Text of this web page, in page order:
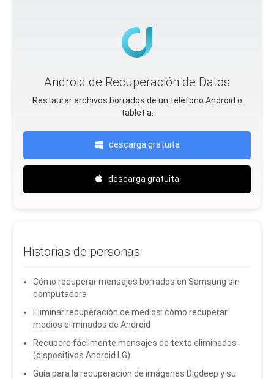
Android de Recuperación de Datos
Restaurar archivos borrados de un teléfono Android o
tablet a.
descarga gratuita
descarga gratuita
Historias de personas
Cómo recuperar mensajes borrados en Samsung sin
computadora
Eliminar recuperación de medios: cómo recuperar
medios eliminados de Android
Recupere fácilmente mensajes de texto eliminados
(dispositivos Android LG)
Guía para la recuperación de imágenes Digdeep y su